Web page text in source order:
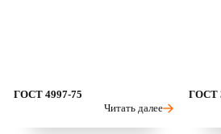
ГОСТ 4997-75
Читать далее
ГОСТ